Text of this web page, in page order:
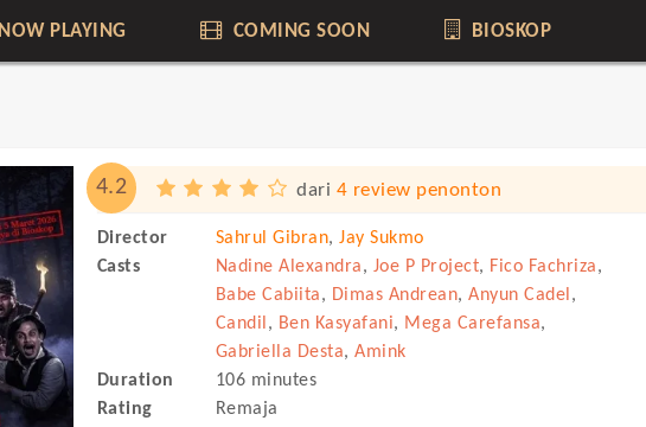
NOW PLAYING COMING SOON BIOSKOP
4.2 dari 4 review penonton
Director Sahrul Gibran, Jay Sukmo
Casts
Nadine Alexandra, Joe P Project, Fico Fachriza,
Babe Cabiita, Dimas Andrean, Anyun Cadel ,
Candil , Ben Kasyafani, Mega Carefansa,
Gabriella Desta, Amink
Duration
106 minutes
Rating
Remaja